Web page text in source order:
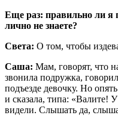
Еще раз: правильно ли я
лично не знаете?
Света: О том, чтобы
Саша: Мам, говорят, что
звонила подружка,
подъезде девочку. Но
и сказала, типа:
видели. Слышать да,